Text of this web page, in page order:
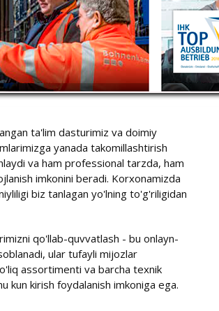
ta'lim dasturimiz va doimiy
yanada takomillashtirish
va ham professional tarzda, ham
imkonini beradi. Korxonamizda
biz tanlagan yo'lning to'g'riligidan
qo'llab-quvvatlash - bu onlayn-
ular tufayli mijozlar
assortimenti va barcha texnik
kun kirish foydalanish imkoniga ega.